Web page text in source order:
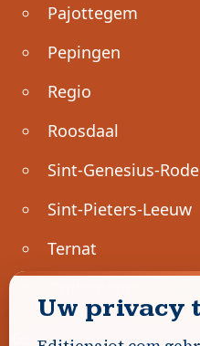
Pajottegem
Pepingen
Regio
Roosdaal
Sint-Genesius-Rode
Sint-Pieters-Leeuw
Ternat
Geen advertenties
Uw privacy